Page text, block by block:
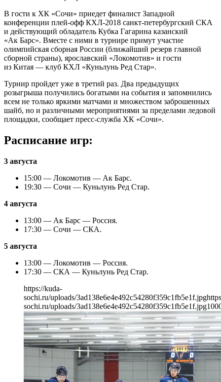
В гости к ХК «Сочи» приедет финалист Западной
конференции плей-офф КХЛ-2018 санкт-петербургский СКА
и действующий обладатель Кубка Гагарина казанский
«Ак Барс». Вместе с ними в турнире примут участие
олимпийская сборная России (ближайший резерв главной
сборной страны), ярославский «Локомотив» и гости
из Китая — клуб КХЛ «Куньлунь Ред Стар».
Турнир пройдет уже в третий раз. Два предыдущих
розыгрыша получились богатыми на события и запомнились
всем не только яркими матчами и множеством заброшенных
шайб, но и различными мероприятиями за пределами ледовой
площадки, сообщает пресс-служба ХК «Сочи».
Расписание игр:
3 августа
15:00 — Локомотив — Ак Барс.
19:30 — Сочи — Куньлунь Ред Стар.
4 августа
13:00 — Ак Барс — Россия.
17:30 — Сочи — СКА.
5 августа
13:00 — Локомотив — Россия.
17:30 — СКА — Куньлунь Ред Стар.
https://kuda-
sochi.ru/uploads/3ad138e6e4e492c54280f359c1fb5e1f.jpg
sochi.ru/uploads/3ad138e6e4e492c54280f359c1fb5e1f.jpg